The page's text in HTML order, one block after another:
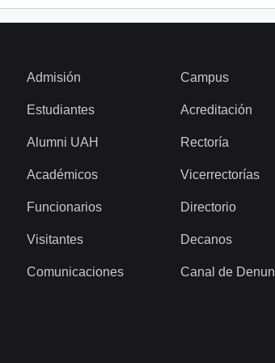
Admisión
Estudiantes
Alumni UAH
Académicos
Funcionarios
Visitantes
Comunicaciones
Campus
Acreditación
Rectoría
Vicerrectorías
Directorio
Decanos
Canal de